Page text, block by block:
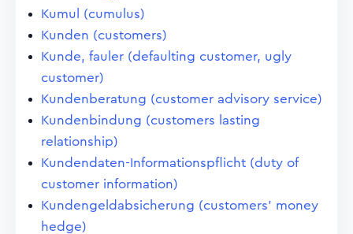
Kumul (cumulus)
Kunden (customers)
Kunde, fauler (defaulting customer, ugly
customer)
Kundenberatung (customer advisory service)
Kundenbindung (customers lasting
relationship)
Kundendaten-Informationspflicht (duty of
customer information)
Kundengeldabsicherung (customers' money
hedge)